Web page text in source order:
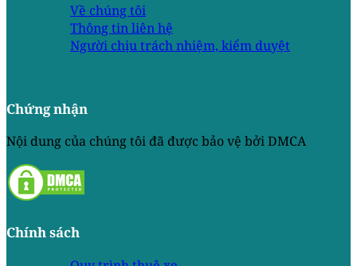
Về chúng tôi
Thông tin liên hệ
Người chịu trách nhiệm, kiểm duyệt
Chứng nhận
Nội dung của chúng tôi đã được bảo vệ bởi DMCA
Chính sách